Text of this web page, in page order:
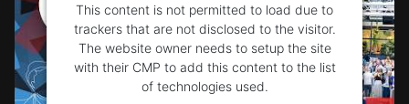
This content is not permitted to load due to
trackers that are not disclosed to the visitor.
The website owner needs to setup the site
with their CMP to add this content to the list
of technologies used.